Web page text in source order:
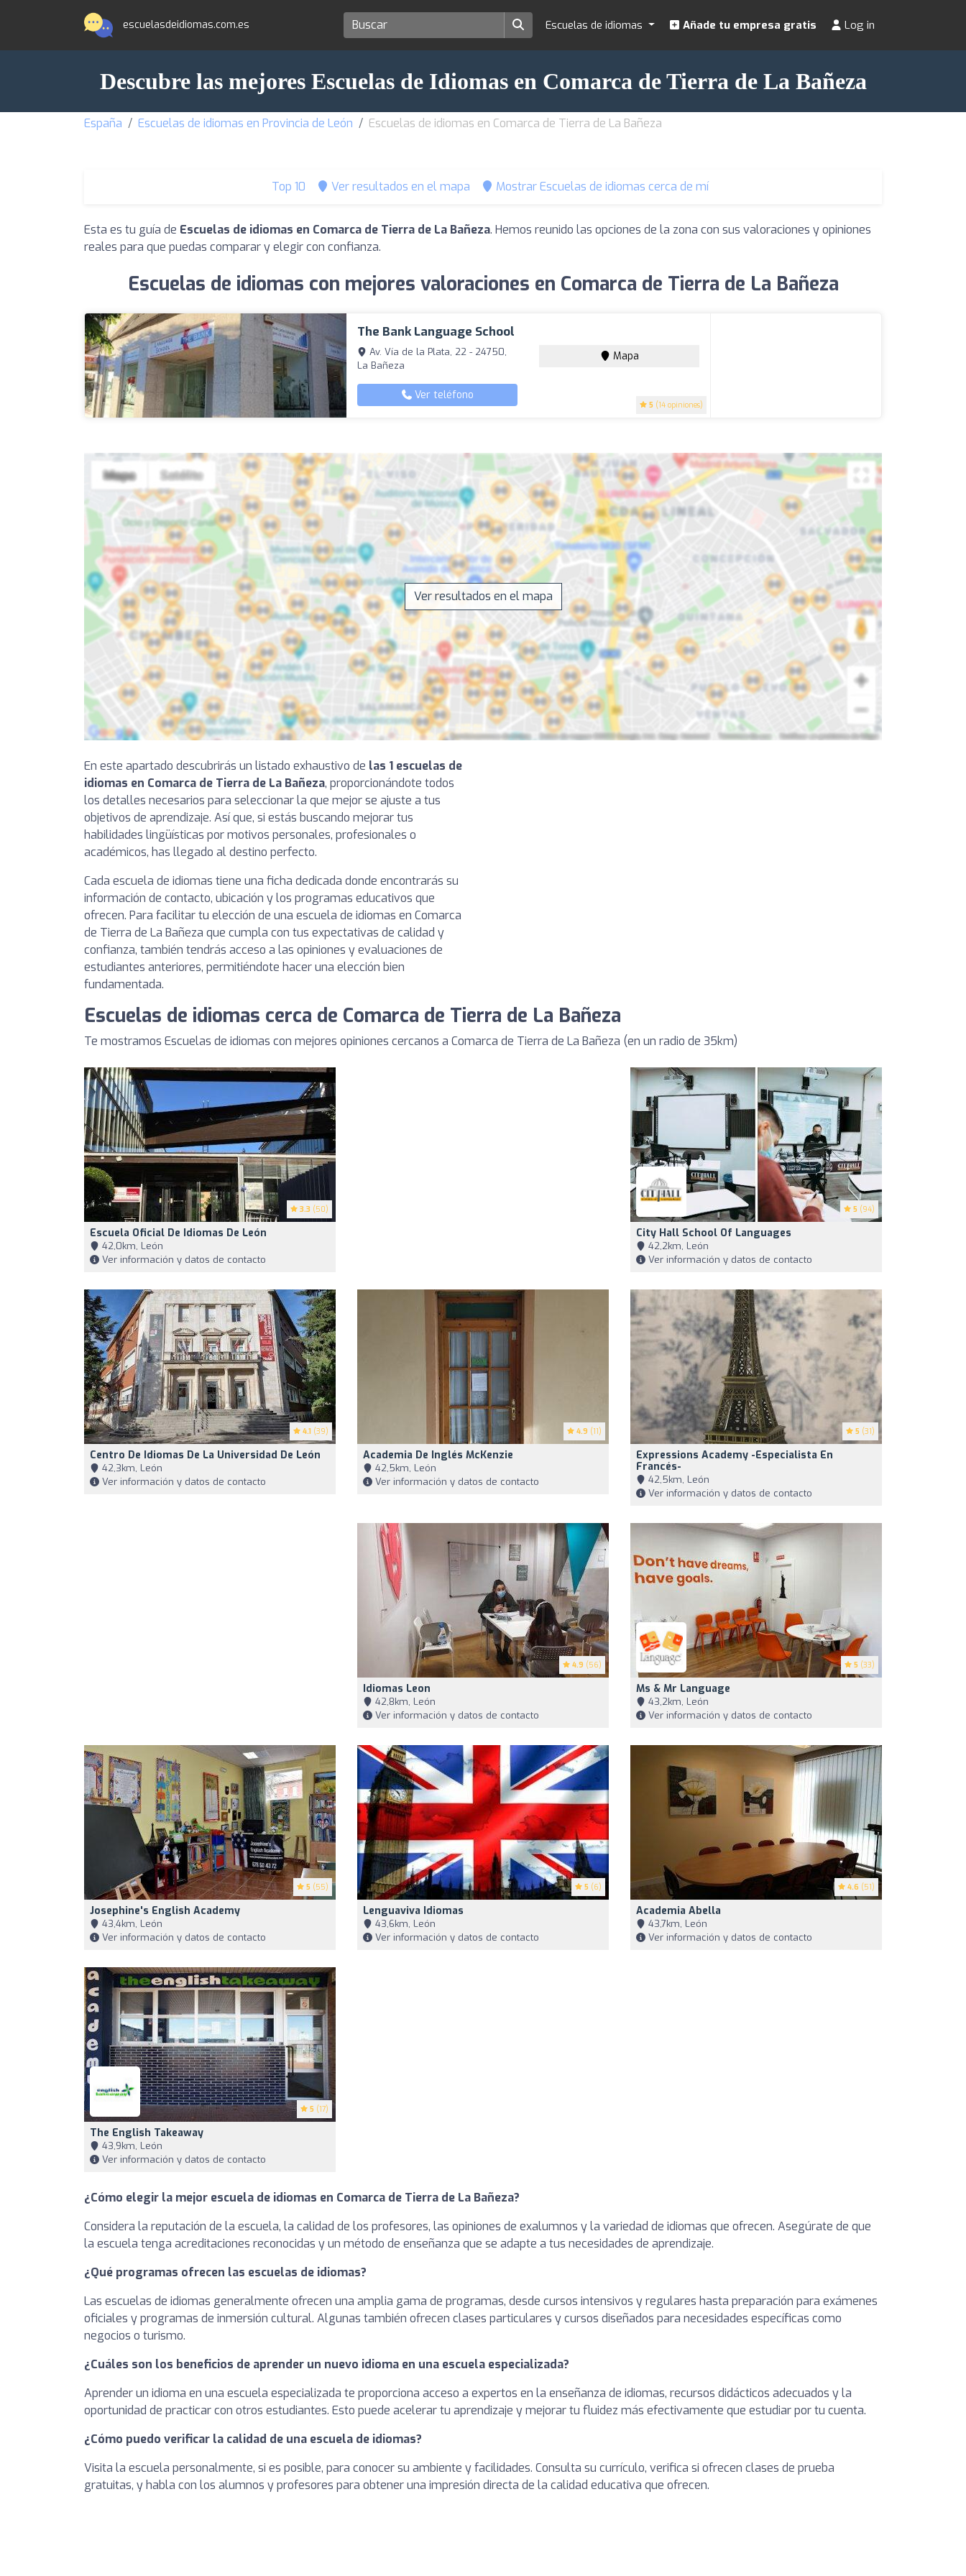
escuelasdeidiomas.com.es Escuelas de idiomas Añade tu empresa gratis Log in
Descubre las mejores Escuelas de Idiomas en Comarca de Tierra de La Bañeza
España Escuelas de idiomas en Provincia de León Escuelas de idiomas en Comarca de Tierra de La Bañeza
Top 10 Ver resultados en el mapa Mostrar Escuelas de idiomas cerca de mí
Esta es tu guía de Escuelas de idiomas en Comarca de Tierra de La Bañeza. Hemos reunido las opciones de la zona con sus valoraciones y opiniones
reales para que puedas comparar y elegir con confianza.
Escuelas de idiomas con mejores valoraciones en Comarca de Tierra de La Bañeza
The Bank Language School
5 (14 opiniones)
Av. Vía de la Plata, 22 - 24750,
La Bañeza
Mapa
Ver teléfono
Ver resultados en el mapa
En este apartado descubrirás un listado exhaustivo de las 1 escuelas de
idiomas en Comarca de Tierra de La Bañeza, proporcionándote todos
los detalles necesarios para seleccionar la que mejor se ajuste a tus
objetivos de aprendizaje. Así que, si estás buscando mejorar tus
habilidades lingüísticas por motivos personales, profesionales o
académicos, has llegado al destino perfecto.
Cada escuela de idiomas tiene una ficha dedicada donde encontrarás su
información de contacto, ubicación y los programas educativos que
ofrecen. Para facilitar tu elección de una escuela de idiomas en Comarca
de Tierra de La Bañeza que cumpla con tus expectativas de calidad y
confianza, también tendrás acceso a las opiniones y evaluaciones de
estudiantes anteriores, permitiéndote hacer una elección bien
fundamentada.
Escuelas de idiomas cerca de Comarca de Tierra de La Bañeza
Te mostramos Escuelas de idiomas con mejores opiniones cercanos a Comarca de Tierra de La Bañeza (en un radio de 35km)
3.3 (50)
Escuela Oficial De Idiomas De León
42,0km, León
Ver información y datos de contacto
5 (94)
City Hall School Of Languages
42,2km, León
Ver información y datos de contacto
4.1 (39)
Centro De Idiomas De La Universidad De León
42,3km, León
Ver información y datos de contacto
4.9 (11)
Academia De Inglés McKenzie
42,5km, León
Ver información y datos de contacto
5 (31)
Expressions Academy -especialista En
Francés-
42,5km, León
Ver información y datos de contacto
4.9 (56)
Idiomas Leon
42,8km, León
Ver información y datos de contacto
5 (33)
Ms & Mr Language
43,2km, León
Ver información y datos de contacto
5 (55)
Josephine's English Academy
43,4km, León
Ver información y datos de contacto
5 (6)
Lenguaviva Idiomas
43,6km, León
Ver información y datos de contacto
4.6 (51)
Academia Abella
43,7km, León
Ver información y datos de contacto
5 (17)
The English Takeaway
43,9km, León
Ver información y datos de contacto
¿Cómo elegir la mejor escuela de idiomas en Comarca de Tierra de La Bañeza?
Considera la reputación de la escuela, la calidad de los profesores, las opiniones de exalumnos y la variedad de idiomas que ofrecen. Asegúrate de que
la escuela tenga acreditaciones reconocidas y un método de enseñanza que se adapte a tus necesidades de aprendizaje.
¿Qué programas ofrecen las escuelas de idiomas?
Las escuelas de idiomas generalmente ofrecen una amplia gama de programas, desde cursos intensivos y regulares hasta preparación para exámenes
oficiales y programas de inmersión cultural. Algunas también ofrecen clases particulares y cursos diseñados para necesidades específicas como
negocios o turismo.
¿Cuáles son los beneficios de aprender un nuevo idioma en una escuela especializada?
Aprender un idioma en una escuela especializada te proporciona acceso a expertos en la enseñanza de idiomas, recursos didácticos adecuados y la
oportunidad de practicar con otros estudiantes. Esto puede acelerar tu aprendizaje y mejorar tu fluidez más efectivamente que estudiar por tu cuenta.
¿Cómo puedo verificar la calidad de una escuela de idiomas?
Visita la escuela personalmente, si es posible, para conocer su ambiente y facilidades. Consulta su currículo, verifica si ofrecen clases de prueba
gratuitas, y habla con los alumnos y profesores para obtener una impresión directa de la calidad educativa que ofrecen.